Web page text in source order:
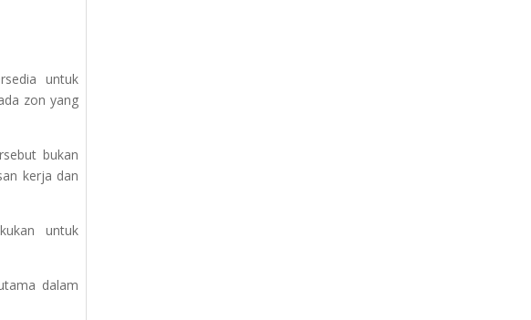
untuk
zon yang
bukan
kerja dan
untuk
dalam